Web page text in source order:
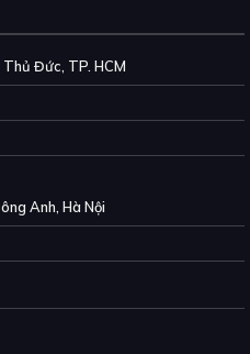
Thủ Đức, TP. HCM
Anh, Hà Nội